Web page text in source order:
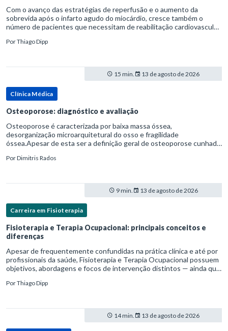
Com o avanço das estratégias de reperfusão e o aumento da
sobrevida após o infarto agudo do miocárdio, cresce também o
número de pacientes que necessitam de reabilitação cardiovascular
PorThiago Dipp
15 min. 13 de agosto de 2026
Clínica Médica
Osteoporose: diagnóstico e avaliação
Osteoporose é caracterizada por baixa massa óssea,
desorganização microarquitetural do osso e fragilidade
óssea.Apesar de esta ser a definição geral de osteoporose cunhada
patofisiológico, e não c
PorDimitris Rados
9 min. 13 de agosto de 2026
Carreira em Fisioterapia
Fisioterapia e Terapia Ocupacional: principais conceitos e
diferenças
Apesar de frequentemente confundidas na prática clínica e até por
profissionais da saúde, Fisioterapia e Terapia Ocupacional possuem
objetivos, abordagens e focos de intervenção distintos — ainda que
PorThiago Dipp
14 min. 13 de agosto de 2026